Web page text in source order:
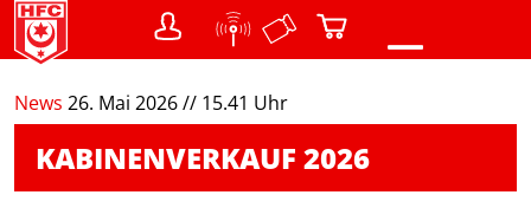
NEWS
VEREIN
News 26. Mai 2026 // 15.41 Uhr
KABINENVERKAUF 2026